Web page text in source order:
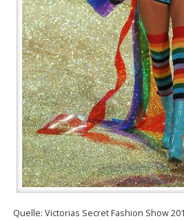
Quelle: Victorias Secret Fashion Show